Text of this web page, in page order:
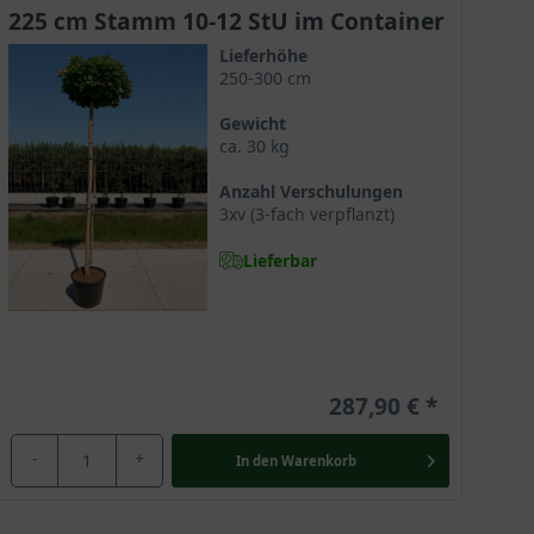
attraktiv, da er kaum Pflegeaufwand benötigt
Dachterrassen oder auch auf einem Balkon in
kleine Kugelginkgo allerdings auf Staunässe,
Wurzeln und eignet sich daher gut zur Nutzung
225 cm Stamm 10-12 StU im Container
Lieferhöhe
250-300 cm
Gewicht
ca. 30 kg
Anzahl Verschulungen
3xv (3-fach verpflanzt)
Lieferbar
287,90 €
- + In den Warenkorb